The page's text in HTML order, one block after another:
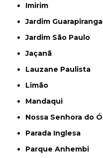
Imirim
Jardim Guarapiranga
Jardim São Paulo
Jaçanã
Lauzane Paulista
Limão
Mandaqui
Nossa Senhora do Ó
Parada Inglesa
Parque Anhembi